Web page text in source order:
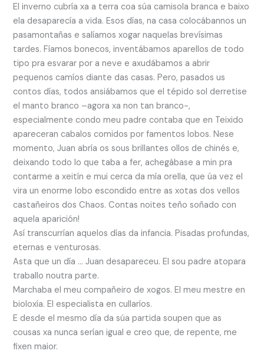
El inverno cubría xa a terra coa súa camisola branca e baixo
ela desaparecía a vida. Esos días, na casa colocábannos un
pasamontañas e salíamos xogar naquelas brevísimas
tardes. Fíamos bonecos, inventábamos aparellos de todo
tipo pra esvarar por a neve e axudábamos a abrir
pequenos camíos diante das casas. Pero, pasados us
contos días, todos ansiábamos que el tépido sol derretise
el manto branco –agora xa non tan branco-,
especialmente condo meu padre contaba que en Teixido
apareceran cabalos comidos por famentos lobos. Nese
momento, Juan abría os sous brillantes ollos de chinés e,
deixando todo lo que taba a fer, achegábase a min pra
contarme a xeitín e mui cerca da mía orella, que úa vez el
vira un enorme lobo escondido entre as xotas dos vellos
castañeiros dos Chaos. Contas noites teño soñado con
aquela aparición!
Así transcurrían aquelos días da infancia. Pisadas profundas,
eternas e venturosas.
Asta que un día … Juan desapareceu. El sou padre atopara
traballo noutra parte.
Marchaba el meu compañeiro de xogos. El meu mestre en
bioloxía. El especialista en cullaríos.
E desde el mesmo día da súa partida soupen que as
cousas xa nunca serían igual e creo que, de repente, me
fixen maior.